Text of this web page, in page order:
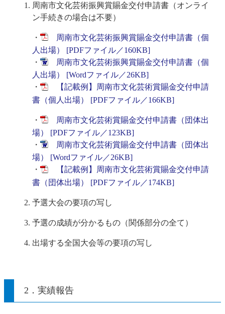
周南市文化芸術振興賞賜金交付申請書（オンライ
ン手続きの場合は不要）
・
周南市文化芸術振興賞賜金交付申請書（個
人出場） [PDFファイル／160KB]
・
周南市文化芸術振興賞賜金交付申請書（個
人出場） [Wordファイル／26KB]
・
【記載例】周南市文化芸術賞賜金交付申請
書（個人出場） [PDFファイル／166KB]
・
周南市文化芸術賞賜金交付申請書（団体出
場） [PDFファイル／123KB]
・
周南市文化芸術賞賜金交付申請書（団体出
場） [Wordファイル／26KB]
・
【記載例】周南市文化芸術賞賜金交付申請
書（団体出場） [PDFファイル／174KB]
予選大会の要項の写し
予選の成績が分かるもの（関係部分の全て）
出場する全国大会等の要項の写し
2．実績報告